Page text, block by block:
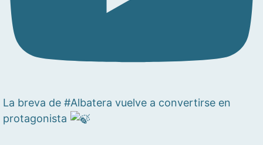
La breva de #Albatera vuelve a convertirse en
protagonista